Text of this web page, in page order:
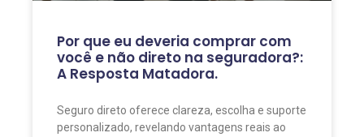
Por que eu deveria comprar com
você e não direto na seguradora?:
A Resposta Matadora.
Seguro direto oferece clareza, escolha e suporte
personalizado, revelando vantagens reais ao